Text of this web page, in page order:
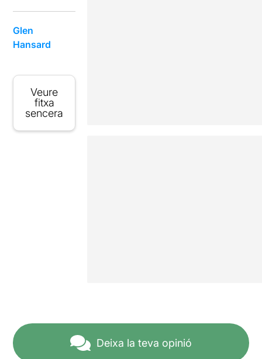
Glen
Hansard
Veure
fitxa
sencera
Deixa la teva opinió